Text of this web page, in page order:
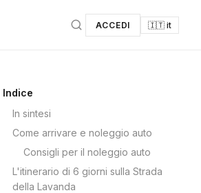
ACCEDI 🇮🇹 it
Indice
In sintesi
Come arrivare e noleggio auto
Consigli per il noleggio auto
L'itinerario di 6 giorni sulla Strada
della Lavanda